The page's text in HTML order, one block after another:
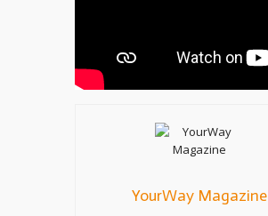
YourWay Magazine